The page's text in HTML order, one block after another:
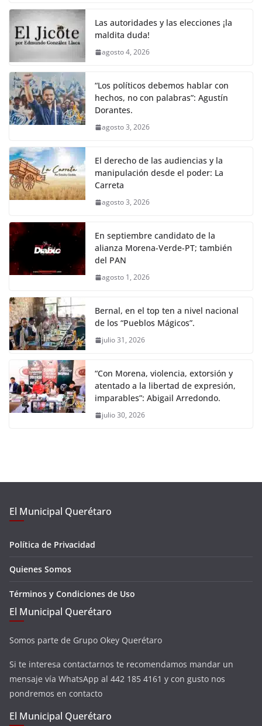
Las autoridades y las elecciones ¡la
maldita duda!
agosto 4, 2026
“Los políticos debemos hablar con
hechos, no con palabras”: Agustín
Dorantes.
agosto 3, 2026
El derecho de las audiencias y la
manipulación desde el poder: La
Carreta
agosto 3, 2026
En septiembre candidato de la
alianza Morena-Verde-PT; también
del PAN
agosto 1, 2026
Bernal, en el top ten a nivel nacional
de los “Pueblos Mágicos”.
julio 31, 2026
“Con Morena, violencia, extorsión y
atentado a la libertad de expresión,
imparables”: Abigail Arredondo.
julio 30, 2026
El Municipal Querétaro
Política de Privacidad
Quienes Somos
Términos y Condiciones de Uso
El Municipal Querétaro
Somos parte de Grupo Okey Querétaro
Si te interesa contactarnos te recomendamos mandar un
mensaje vía WhatsApp al 442 185 4161 y con gusto nos
pondremos en contacto
El Municipal Querétaro